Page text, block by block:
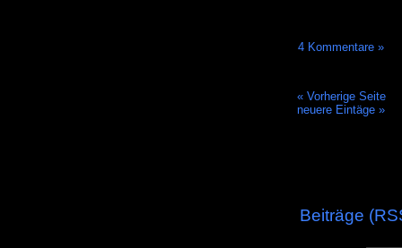
4 Kommentare »
« Vorherige Seite
neuere Eintäge »
Beiträge